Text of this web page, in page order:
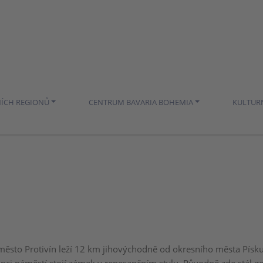
REGIONŮ CENTRUM BAVARIA BOHEMIA
Protivín leží 12 km jihovýchodně od okresního města